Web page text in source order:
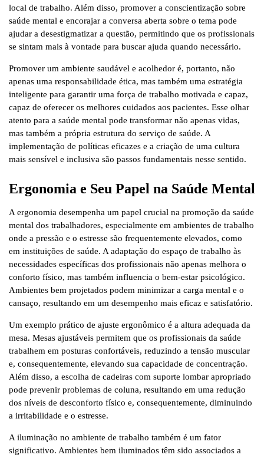
local de trabalho. Além disso, promover a conscientização sobre
saúde mental e encorajar a conversa aberta sobre o tema pode
ajudar a desestigmatizar a questão, permitindo que os profissionais
se sintam mais à vontade para buscar ajuda quando necessário.
Promover um ambiente saudável e acolhedor é, portanto, não
apenas uma responsabilidade ética, mas também uma estratégia
inteligente para garantir uma força de trabalho motivada e capaz,
capaz de oferecer os melhores cuidados aos pacientes. Esse olhar
atento para a saúde mental pode transformar não apenas vidas,
mas também a própria estrutura do serviço de saúde. A
implementação de políticas eficazes e a criação de uma cultura
mais sensível e inclusiva são passos fundamentais nesse sentido.
Ergonomia e Seu Papel na Saúde Mental
A ergonomia desempenha um papel crucial na promoção da saúde
mental dos trabalhadores, especialmente em ambientes de trabalho
onde a pressão e o estresse são frequentemente elevados, como
em instituições de saúde. A adaptação do espaço de trabalho às
necessidades específicas dos profissionais não apenas melhora o
conforto físico, mas também influencia o bem-estar psicológico.
Ambientes bem projetados podem minimizar a carga mental e o
cansaço, resultando em um desempenho mais eficaz e satisfatório.
Um exemplo prático de ajuste ergonômico é a altura adequada da
mesa. Mesas ajustáveis permitem que os profissionais da saúde
trabalhem em posturas confortáveis, reduzindo a tensão muscular
e, consequentemente, elevando sua capacidade de concentração.
Além disso, a escolha de cadeiras com suporte lombar apropriado
pode prevenir problemas de coluna, resultando em uma redução
dos níveis de desconforto físico e, consequentemente, diminuindo
a irritabilidade e o estresse.
A iluminação no ambiente de trabalho também é um fator
significativo. Ambientes bem iluminados têm sido associados a